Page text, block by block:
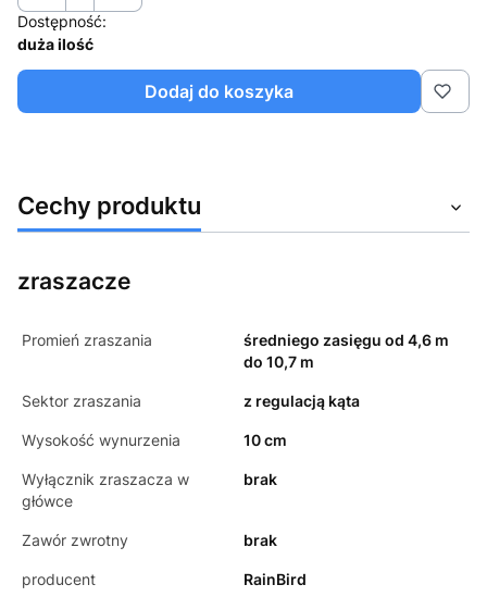
Dostępność:
duża ilość
Dodaj do koszyka
Cechy produktu
zraszacze
Promień zraszania
średniego zasięgu od 4,6 m
do 10,7 m
Sektor zraszania z regulacją kąta
Wysokość wynurzenia 10 cm
Wyłącznik zraszacza w
główce
brak
Zawór zwrotny brak
producent RainBird